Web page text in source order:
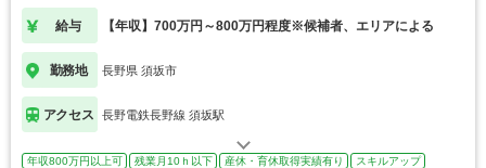
給与 【年収】700万円～800万円程度※候補者、エリアによる
勤務地 長野県 須坂市
アクセス 長野電鉄長野線 須坂駅
年収800万円以上可 残業月10ｈ以下 産休・育休取得実績有り
スキルアップ